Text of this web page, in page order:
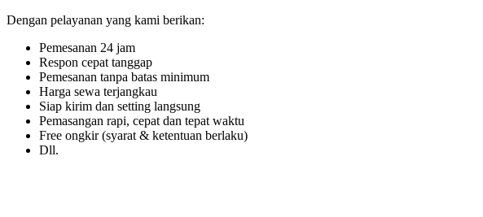
Dengan pelayanan yang kami berikan:
Pemesanan 24 jam
Respon cepat tanggap
Pemesanan tanpa batas minimum
Harga sewa terjangkau
Siap kirim dan setting langsung
Pemasangan rapi, cepat dan tepat waktu
Free ongkir (syarat & ketentuan berlaku)
Dll.